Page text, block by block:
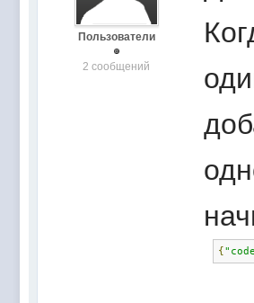
Пользователи
2 сообщений
{